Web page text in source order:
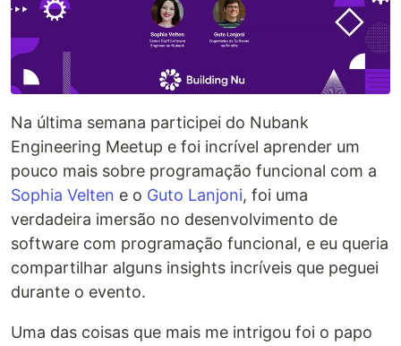
Na última semana participei do Nubank
Engineering Meetup e foi incrível aprender um
pouco mais sobre programação funcional com a
Sophia Velten e o Guto Lanjoni, foi uma
verdadeira imersão no desenvolvimento de
software com programação funcional, e eu queria
compartilhar alguns insights incríveis que peguei
durante o evento.
Uma das coisas que mais me intrigou foi o papo